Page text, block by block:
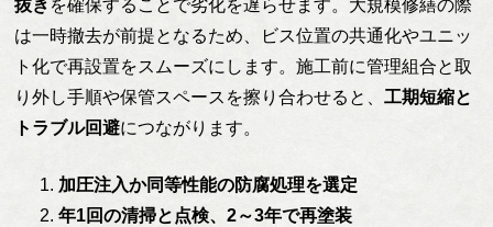
抜き を確保することで劣化を遅らせます。大規模修繕の際
は一時撤去が前提となるため、ビス位置の共通化やユニッ
ト化で再設置をスムーズにします。施工前に管理組合と取
り外し手順や保管スペースを擦り合わせると、工期短縮と
トラブル回避につながります。
加圧注入か同等性能の防腐処理を選定
年1回の清掃と点検、2～3年で再塗装